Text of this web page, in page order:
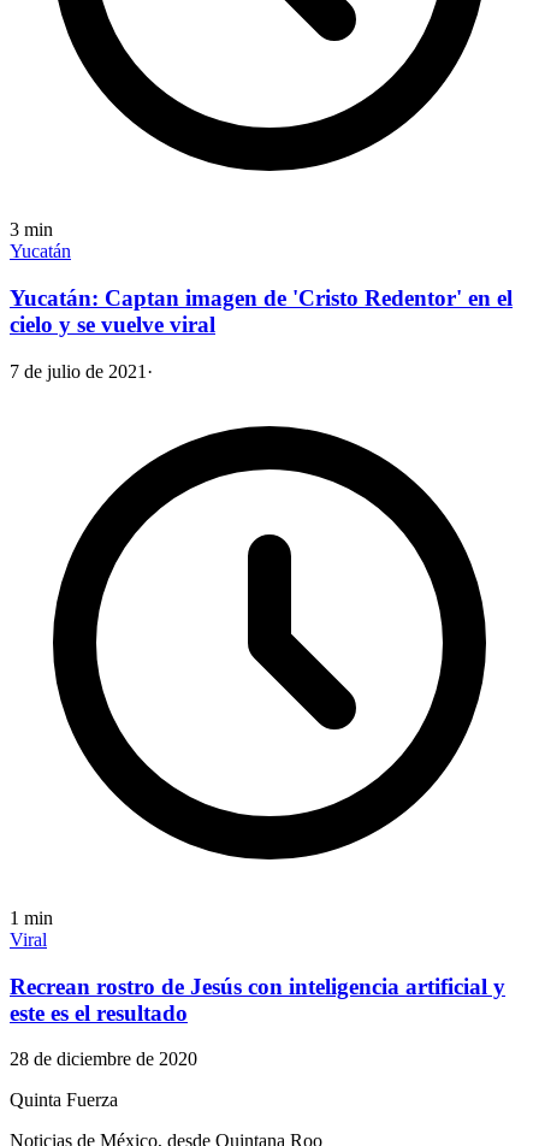
3 min
Yucatán
Yucatán: Captan imagen de 'Cristo Redentor' en el
cielo y se vuelve viral
7 de julio de 2021 ·
1 min
Viral
Recrean rostro de Jesús con inteligencia artificial y
este es el resultado
28 de diciembre de 2020
Quinta Fuerza
Noticias de México, desde Quintana Roo